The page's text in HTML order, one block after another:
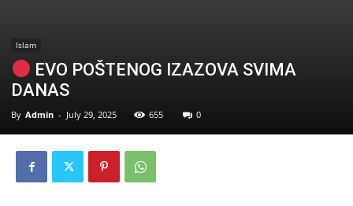
Islam
EVO POŠTENOG IZAZOVA SVIMA
DANAS
By Admin - July 29, 2025 655 0